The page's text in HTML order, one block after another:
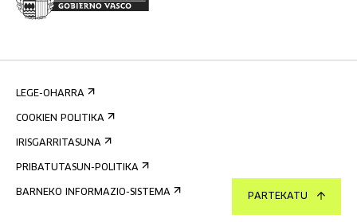
PARTEKATU
LEGE-OHARRA
COOKIEN POLITIKA
IRISGARRITASUNA
PRIBATUTASUN-POLITIKA
BARNEKO INFORMAZIO-SISTEMA